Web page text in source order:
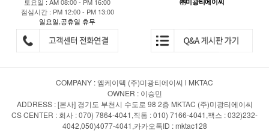
점심시간 : PM 12:00 - PM 13:00
일요일,공휴일 휴무
COMPANY : 엠케이텍 (주)미광티에이씨 l MKTAC
OWNER : 이승민
ADDRESS : [본사] 경기도 부천시 수도로 98 2층 MKTAC (주)미광티에이씨
CS CENTER : 회사 : 070) 7864-4041,직통 : 010) 7166-4041,팩스 : 032)232-
4042,050)4077-4041,카카오톡ID : mktac128